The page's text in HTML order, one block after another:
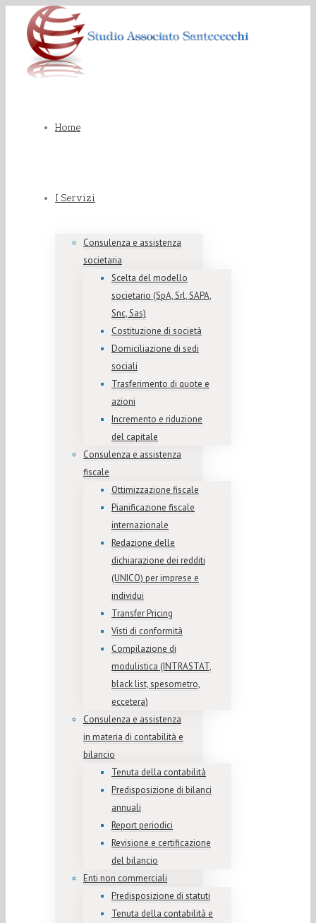
Home
I Servizi
Consulenza e assistenza
societaria
Scelta del modello
societario (SpA, Srl, SAPA,
Snc, Sas)
Costituzione di società
Domiciliazione di sedi
sociali
Trasferimento di quote e
azioni
Incremento e riduzione
del capitale
Consulenza e assistenza
fiscale
Ottimizzazione fiscale
Pianificazione fiscale
internazionale
Redazione delle
dichiarazione dei redditi
(UNICO) per imprese e
individui
Transfer Pricing
Visti di conformità
Compilazione di
modulistica (INTRASTAT,
black list, spesometro,
eccetera)
Consulenza e assistenza
in materia di contabilità e
bilancio
Tenuta della contabilità
Predisposizione di bilanci
annuali
Report periodici
Revisione e certificazione
del bilancio
Enti non commerciali
Predisposizione di statuti
Tenuta della contabilità e